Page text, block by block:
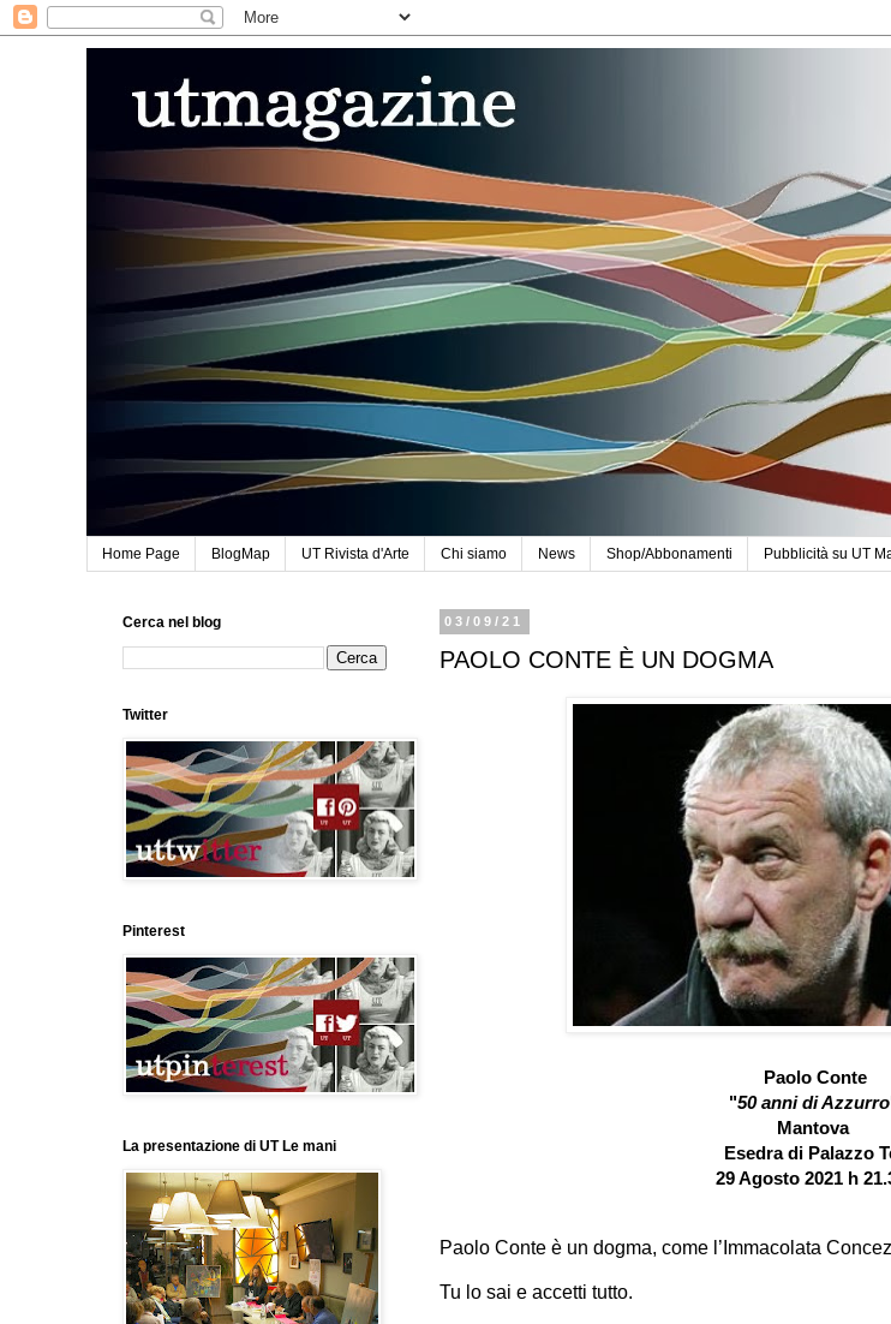
Home Page BlogMap UT Rivista d'Arte Chi siamo News Shop/Abbonamenti Pubblicità su UT
03/09/21
PAOLO CONTE È UN DOGMA
Paolo Conte
"50 anni di Azzurro
Mantova
Esedra di Palazzo
29 Agosto 2021 h
Paolo Conte è un dogma, come l’Immacolata
Tu lo sai e accetti tutto.
Cerca nel blog
Twitter
Pinterest
La presentazione di UT Le mani